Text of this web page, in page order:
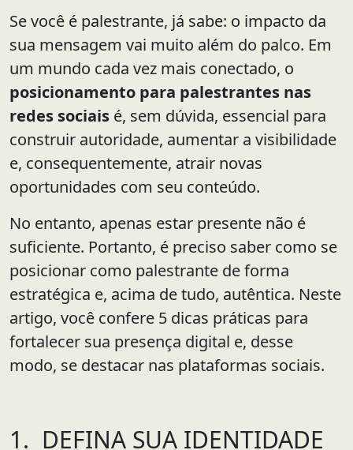
Se você é palestrante, já sabe: o impacto da
sua mensagem vai muito além do palco. Em
um mundo cada vez mais conectado, o
posicionamento para palestrantes nas
redes sociais é, sem dúvida, essencial para
construir autoridade, aumentar a visibilidade
e, consequentemente, atrair novas
oportunidades com seu conteúdo.
No entanto, apenas estar presente não é
suficiente. Portanto, é preciso saber como se
posicionar como palestrante de forma
estratégica e, acima de tudo, autêntica. Neste
artigo, você confere 5 dicas práticas para
fortalecer sua presença digital e, desse
modo, se destacar nas plataformas sociais.
1. DEFINA SUA IDENTIDADE